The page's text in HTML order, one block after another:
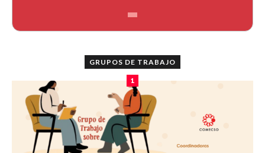
GRUPOS DE TRABAJO
1